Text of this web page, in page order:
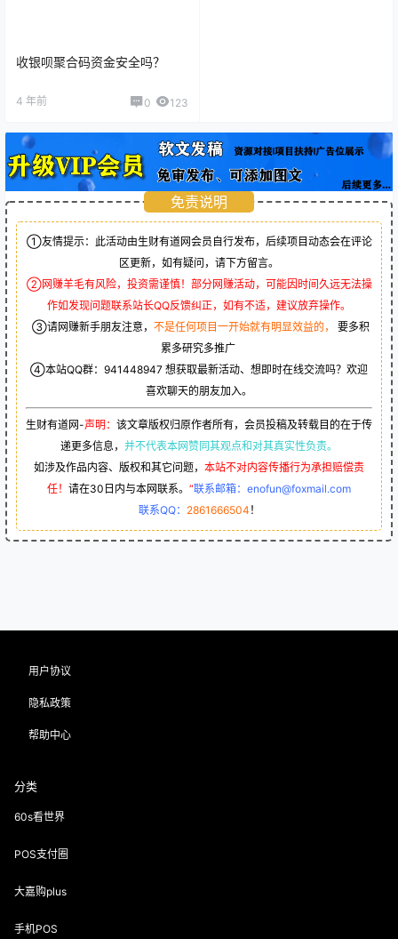
收银呗聚合码资金安全吗？
4 年前 0 123
免责说明
①友情提示：此活动由生财有道网会员自行发布，后续项目动态会在评论
区更新，如有疑问，请下方留言。
②网赚羊毛有风险，投资需谨慎！部分网赚活动，可能因时间久远无法操
作如发现问题联系站长QQ反馈纠正，如有不适，建议放弃操作。
③请网赚新手朋友注意， 不是任何项目一开始就有明显效益的，
要多积
累多研究多推广
④本站QQ群： 941448947 想获取最新活动、想即时在线交流吗？欢迎
喜欢聊天的朋友加入。
生财有道网-声明： 该文章版权归原作者所有，会员投稿及转载目的在于传
递更多信息， 并不代表本网赞同其观点和对其真实性负责。
如涉及作品内容、版权和其它问题， 本站不对内容传播行为承担赔偿责
任！ 请在30日内与本网联系。 “联系邮箱：enofun@foxmail.com
联系QQ： 2861666504 ！
用户协议
隐私政策
帮助中心
分类
60s看世界
POS支付圈
大嘉购plus
手机POS